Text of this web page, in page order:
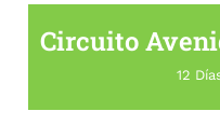
Circuito
12